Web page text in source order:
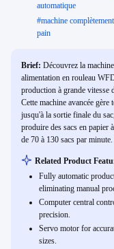
automatique
#machine
pain
Brief: Découvrez la
alimentation en rouleau
production à grande vitesse
Cette machine avancée
jusqu'à la sortie finale du
produire des sacs en papier
de 70 à 130 sacs par minute.
Related Product
Fully automatic
eliminating manual
Computer central
precision.
Servo motor for
sizes.